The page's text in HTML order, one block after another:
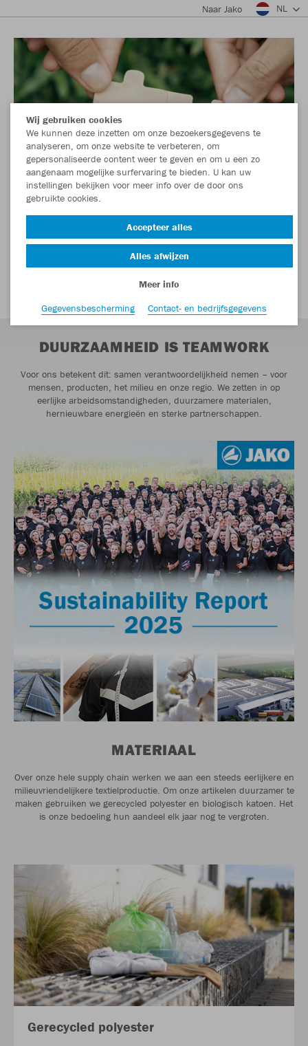
Naar Jako NL
DUURZAAMHEID IS TEAMWORK
Voor ons betekent dit: samen verantwoordelijkheid nemen – voor
mensen, producten, het milieu en onze regio. We zetten in op
eerlijke arbeidsomstandigheden, duurzamere materialen,
hernieuwbare energieën en sterke partnerschappen.
MATERIAAL
Over onze hele supply chain werken we aan een steeds eerlijkere en
milieuvriendelijkere textielproductie. Om onze artikelen duurzamer te
maken gebruiken we gerecycled polyester en biologisch katoen. Het
is onze bedoeling hun aandeel elk jaar nog te vergroten.
Gerecycled polyester
Wij gebruiken cookies
We kunnen deze inzetten om onze bezoekersgegevens te
analyseren, om onze website te verbeteren, om
gepersonaliseerde content weer te geven en om u een zo
aangenaam mogelijke surfervaring te bieden. U kan uw
instellingen bekijken voor meer info over de door ons
gebruikte cookies.
Accepteer alles
Alles afwijzen
Meer info
Gegevensbescherming
Contact- en bedrijfsgegevens